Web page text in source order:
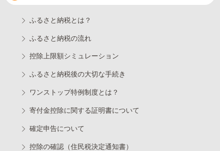
ふるさと納税とは？
ふるさと納税の流れ
控除上限額シミュレーション
ふるさと納税後の大切な手続き
ワンストップ特例制度とは？
寄付金控除に関する証明書について
確定申告について
控除の確認（住民税決定通知書）